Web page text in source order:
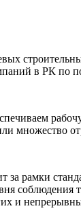
в РК по
множество
и